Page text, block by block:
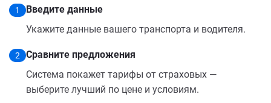
1
Введите данные
Укажите данные вашего транспорта и водителя.
2
Сравните предложения
Система покажет тарифы от страховых —
выберите лучший по цене и условиям.